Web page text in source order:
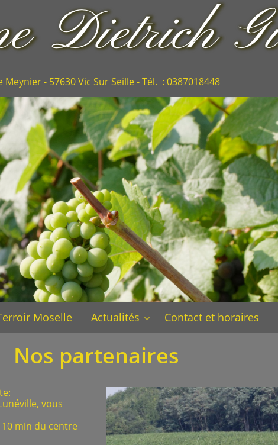
Meynier - 57630 Vic Sur Seille - Tél. : 0387018448
Moselle Actualités Contact et horaires
Nos partenaires
vous
min du centre